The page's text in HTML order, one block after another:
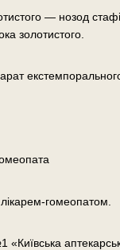
— нозод
золотистого.
гомеопатом.